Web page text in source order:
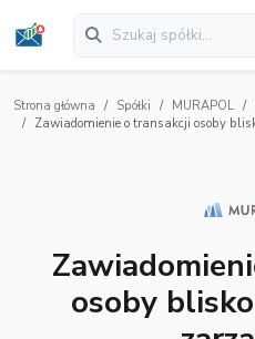
Strona główna Spółki MURAPOL
Zawiadomienie o transakcji osoby
osoby